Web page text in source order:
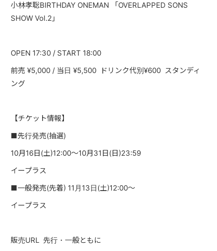
BLOG
CONTACT
小林孝聡BIRTHDAY ONEMAN 「OVERLAPPED SONS
SHOW Vol.2 」
OPEN 17:30 / START 18:00
前売 ¥5,000 / 当日 ¥5,500 ドリンク代別¥600 スタンディ
ング
【チケット情報】
■先行発売(抽選)
10月16日(土)12:00〜10月31 日(日)23:59
イープラス
■一般発売(先着) 11 月 13日(土)12:00〜
イープラス
販売URL 先行・一般ともに